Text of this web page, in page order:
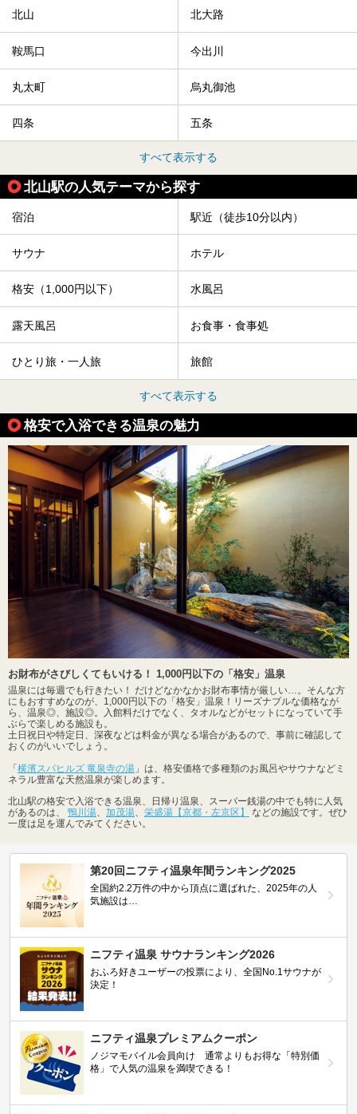
北山 北大路
鞍馬口 今出川
丸太町 烏丸御池
四条 五条
すべて表示する
北山駅の人気テーマから探す
宿泊 駅近（徒歩10分以内）
サウナ ホテル
格安（1,000円以下） 水風呂
露天風呂 お食事・食事処
ひとり旅・一人旅 旅館
すべて表示する
格安で入浴できる温泉の魅力
お財布がさびしくてもいける！ 1,000円以下の「格安」温泉
温泉には毎週でも行きたい！ だけどなかなかお財布事情が厳しい…。そんな方
にもおすすめなのが、1,000円以下の「格安」温泉！リーズナブルな価格なが
ら、温泉◎、施設◎。入館料だけでなく、タオルなどがセットになっていて手
ぶらで楽しめる施設も。
土日祝日や特定日、深夜などは料金が異なる場合があるので、事前に確認して
おくのがいいでしょう。
「 横濱スパヒルズ 竜泉寺の湯 」は、格安価格で多種類のお風呂やサウナなどミ
ネラル豊富な天然温泉が楽しめます。
北山駅の格安で入浴できる温泉、日帰り温泉、スーパー銭湯の中でも特に人気
があるのは、 鴨川湯、 加茂湯、 栄盛湯【京都・左京区】
などの施設です。ぜひ
一度は足を運んでみてください。
第20回ニフティ温泉年間ランキング2025
全国約2.2万件の中から頂点に選ばれた、2025年の人
気施設は…
ニフティ温泉 サウナランキング2026
おふろ好きユーザーの投票により、全国No.1サウナが
決定！
ニフティ温泉プレミアムクーポン
ノジマモバイル会員向け 通常よりもお得な「特別価
格」で人気の温泉を満喫できる！